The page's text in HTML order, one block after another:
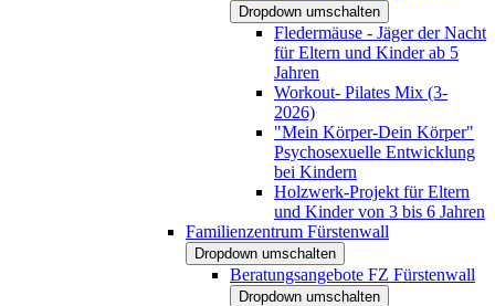
Dropdown umschalten
Fledermäuse - Jäger der Nacht
für Eltern und Kinder ab 5
Jahren
Workout- Pilates Mix (3-
2026)
"Mein Körper-Dein Körper"
Psychosexuelle Entwicklung
bei Kindern
Holzwerk-Projekt für Eltern
und Kinder von 3 bis 6 Jahren
Familienzentrum Fürstenwall
Dropdown umschalten
Beratungsangebote FZ Fürstenwall
Dropdown umschalten